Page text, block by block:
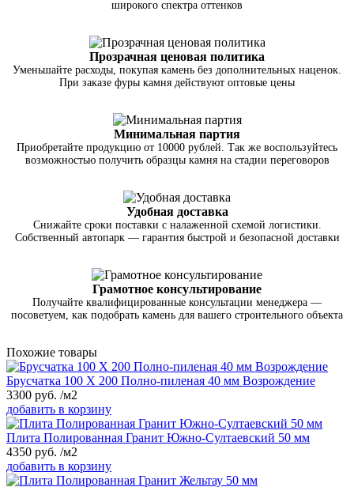
широкого спектра оттенков
Прозрачная ценовая политика
Уменьшайте расходы, покупая камень без дополнительных наценок.
При заказе фуры камня действуют оптовые цены
Минимальная партия
Приобретайте продукцию от 10000 рублей. Так же воспользуйтесь
возможностью получить образцы камня на стадии переговоров
Удобная доставка
Снижайте сроки поставки с налаженной схемой логистики.
Собственный автопарк — гарантия быстрой и безопасной доставки
Грамотное консультирование
Получайте квалифицированные консультации менеджера —
посоветуем, как подобрать камень для вашего строительного объекта
Похожие товары
Брусчатка 100 Х 200 Полно-пиленая 40 мм Возрождение
3300 руб. /м2
добавить в корзину
Плита Полированная Гранит Южно-Султаевский 50 мм
4350 руб. /м2
добавить в корзину